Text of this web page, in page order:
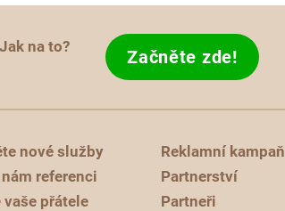
Jak na to? Začněte zde!
nové služby
referenci
vaše přátele
Reklamní kampaň
Partnerství
Partneři